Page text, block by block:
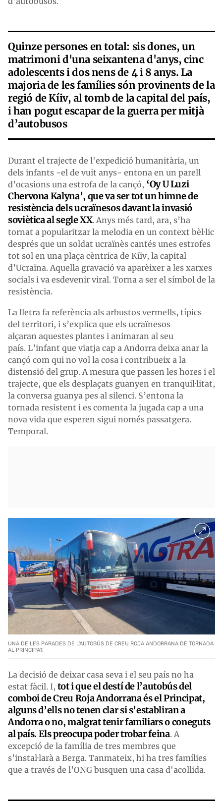
Quinze persones en total: sis dones, un
matrimoni d'una seixantena d'anys, cinc
adolescents i dos nens de 4 i 8 anys. La
majoria de les famílies són provinents de la
regió de Kíiv, al tomb de la capital del país,
i han pogut escapar de la guerra per mitjà
d’autobusos
Durant el trajecte de l'expedició humanitària, un
dels infants -el de vuit anys- entona en un parell
d’ocasions una estrofa de la cançó, ‘Oy U Luzi
Chervona Kalyna’, que va ser tot un himne de
resistència dels ucraïnesos davant la invasió
soviètica al segle XX. Anys més tard, ara, s’ha
tornat a popularitzar la melodia en un context bèl·lic
després que un soldat ucraïnès cantés unes estrofes
tot sol en una plaça cèntrica de Kíiv, la capital
d’Ucraïna. Aquella gravació va aparèixer a les xarxes
socials i va esdevenir viral. Torna a ser el símbol de la
resistència.
La lletra fa referència als arbustos vermells, típics
del territori, i s’explica que els ucraïnesos
alçaran aquestes plantes i animaran al seu
país. L’infant que viatja cap a Andorra deixa anar la
cançó com qui no vol la cosa i contribueix a la
distensió del grup. A mesura que passen les hores i el
trajecte, que els desplaçats guanyen en tranquil·litat,
la conversa guanya pes al silenci. S’entona la
tornada resistent i es comenta la jugada cap a una
nova vida que esperen sigui només passatgera.
Temporal.
UNA DE LES PARADES DE L'AUTOBÚS DE CREU ROJA ANDORRANA DE TORNADA
AL PRINCIPAT.
La decisió de deixar casa seva i el seu país no ha
estat fàcil. I, tot i que el destí de l’autobús del
comboi de Creu Roja Andorrana és el Principat,
alguns d’ells no tenen clar si s’establiran a
Andorra o no, malgrat tenir familiars o coneguts
al país. Els preocupa poder trobar feina. A
excepció de la família de tres membres que
s’instal·larà a Berga. Tanmateix, hi ha tres famílies
que a través de l’ONG busquen una casa d'acollida.